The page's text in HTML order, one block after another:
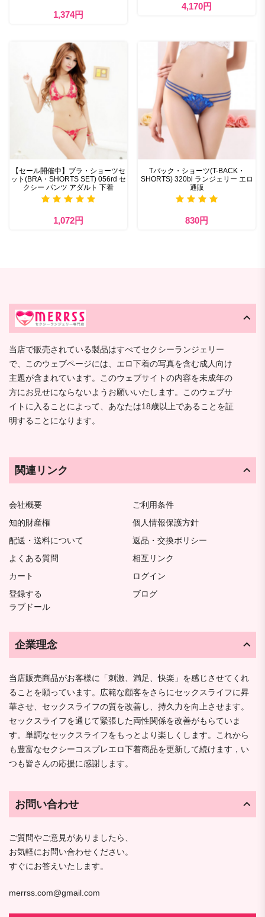
1,374円
4,170円
【セール開催中】ブラ・ショーツセ
ット(BRA・SHORTS SET) 056rd セ
クシー パンツ アダルト 下着
1,072円
Tバック・ショーツ(T-BACK・
SHORTS) 320bl ランジェリー エロ
通販
830円
当店で販売されている製品はすべてセクシーランジェリー
で、このウェブページには、エロ下着の写真を含む成人向け
主題が含まれています。このウェブサイトの内容を未成年の
方にお見せにならないようお願いいたします。このウェブサ
イトに入ることによって、あなたは18歳以上であることを証
明することになります。
関連リンク
会社概要
ご利用条件
知的財産権
個人情報保護方針
配送・送料について
返品・交換ポリシー
よくある質問
相互リンク
カート
ログイン
登録する
ブログ
ラブドール
企業理念
当店販売商品がお客様に「刺激、満足、快楽」を感じさせてくれ
ることを願っています。広範な顧客をさらにセックスライフに昇
華させ、セックスライフの質を改善し、持久力を向上させます。
セックスライフを通じて緊張した両性関係を改善がもらていま
す。単調なセックスライフをもっとより楽しくします。これから
も豊富なセクシーコスプレエロ下着商品を更新して続けます，い
つも皆さんの応援に感謝します。
お問い合わせ
ご質問やご意見がありましたら、
お気軽にお問い合わせください。
すぐにお答えいたします。
merrss.com@gmail.com